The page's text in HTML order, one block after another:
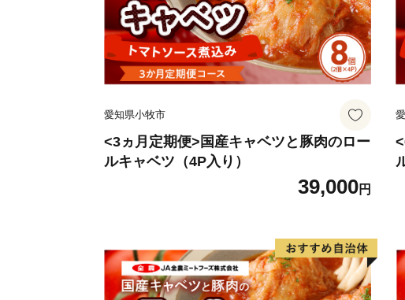
愛知県小牧市
<3ヵ月定期便>国産キャベツと豚肉のロー
ルキャベツ（4P入り）
39,000円